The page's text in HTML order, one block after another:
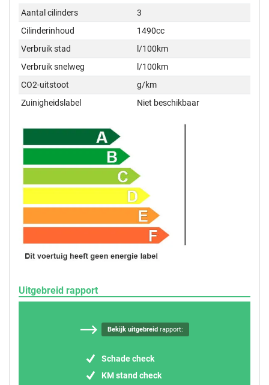
Aantal cilinders
3
Cilinderinhoud
1490cc
Verbruik stad
l/100km
Verbruik snelweg
l/100km
CO2-uitstoot
g/km
Zuinigheidslabel
Niet beschikbaar
Uitgebreid rapport
Bekijk uitgebreidrapport:
Schade check
KM stand check